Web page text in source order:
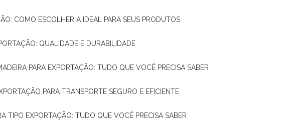
COMO ESCOLHER A IDEAL PARA SEUS PRODUTOS
QUALIDADE E DURABILIDADE
PARA EXPORTAÇÃO: TUDO QUE VOCÊ PRECISA SABER
PARA TRANSPORTE SEGURO E EFICIENTE
TIPO EXPORTAÇÃO: TUDO QUE VOCÊ PRECISA SABER